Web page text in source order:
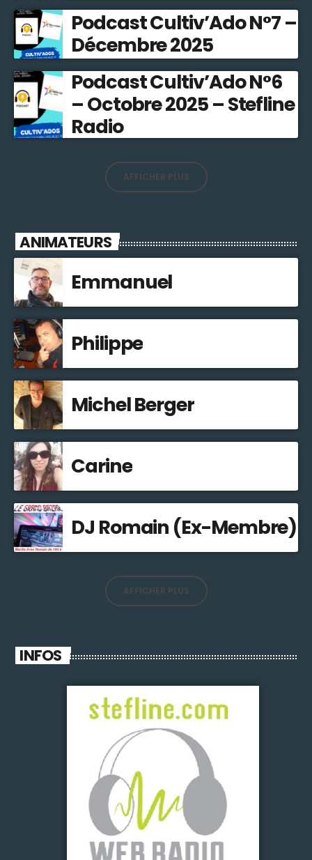
Podcast Cultiv’Ado N°7 –
Décembre 2025
Podcast Cultiv’Ado N°6
– Octobre 2025 – Stefline
Radio
AFFICHER PLUS
ANIMATEURS
Emmanuel
Philippe
Michel Berger
Carine
DJ Romain (Ex-Membre)
AFFICHER PLUS
INFOS